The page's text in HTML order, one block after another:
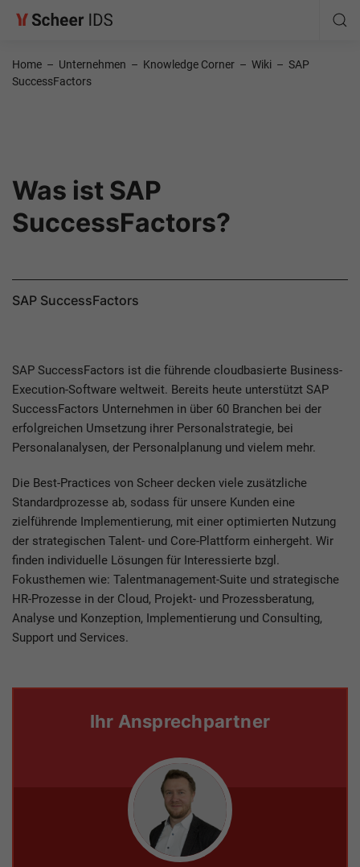
Home – Unternehmen – Knowledge Corner – Wiki – SAP
SuccessFactors
Was ist SAP
SuccessFactors?
SAP SuccessFactors
SAP SuccessFactors ist die führende cloudbasierte Business-
Execution-Software weltweit. Bereits heute unterstützt SAP
SuccessFactors Unternehmen in über 60 Branchen bei der
erfolgreichen Umsetzung ihrer Personalstrategie, bei
Personalanalysen, der Personalplanung und vielem mehr.
Die Best-Practices von Scheer decken viele zusätzliche
Standardprozesse ab, sodass für unsere Kunden eine
zielführende Implementierung, mit einer optimierten Nutzung
der strategischen Talent- und Core-Plattform einhergeht. Wir
finden individuelle Lösungen für Interessierte bzgl.
Fokusthemen wie: Talentmanagement-Suite und strategische
HR-Prozesse in der Cloud, Projekt- und Prozessberatung,
Analyse und Konzeption, Implementierung und Consulting,
Support und Services.
Ihr Ansprechpartner